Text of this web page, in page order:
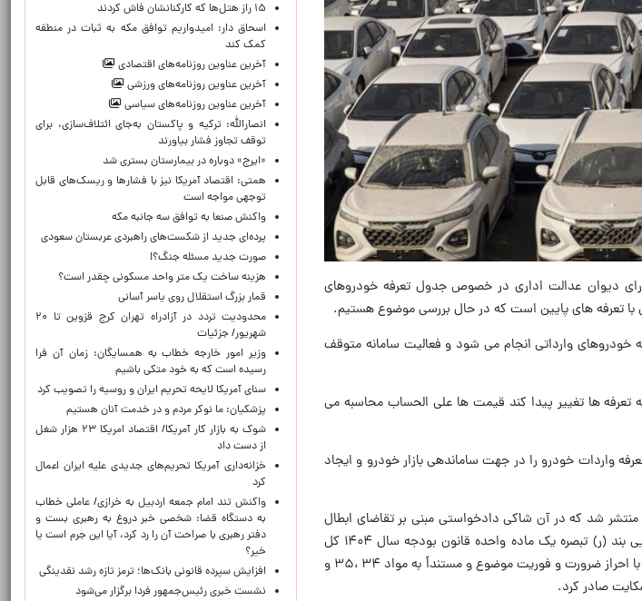
دیوان عدالت اداری در خصوص جدول تعرفه خودروهای
تعرفه های پایین است که در حال بررسی موضوع هستیم.
وارداتی انجام می شود و فعالیت سامانه متوقف
تعرفه ها تغییر پیدا کند قیمت ها علی الحساب محاسبه می
واردات خودرو را در جهت ساماندهی بازار خودرو و ایجاد
منتشر شد که در آن شاکی دادخواستی مبنی بر تقاضای ابطال
کل ردیف‌های پنج گانه جدول تعرفه موضوع تبصره یک ماده ۵ آیین نامه اجرایی بند (ر) تبصره یک ماده واحده قانون بودجه سال ۱۴۰۴ کل
کشور را تقدیم دیوان عدالت اداری کرده بود بر این اساس دیوان عدالت اداری با احراز ضرورت و فوریت موضوع و مستنداً به مواد ۳۴ ،۳۵ و
۱۵ راز هتل‌ها که کارکنانشان فاش کردند
اسحاق دار: امیدواریم توافق مکه به ثبات در منطقه
کمک کند
آخرین عناوین روزنامه‌های اقتصادی
آخرین عناوین روزنامه‌های ورزشی
آخرین عناوین روزنامه‌های سیاسی
انصارالله: ترکیه و پاکستان به‌جای ائتلاف‌سازی، برای
توقف تجاوز فشار بیاورند
«ایرج» دوباره در بیمارستان بستری شد
همتی: اقتصاد آمریکا نیز با فشارها و ریسک‌های قابل
توجهی مواجه است
واکنش صنعا به توافق سه جانبه مکه
پرده‌ای جدید از شکست‌های راهبردی عربستان سعودی
صورت جدید مسئله جنگ؟!
هزینه ساخت یک متر واحد مسکونی چقدر است؟
قمار بزرگ استقلال روی یاسر آسانی
محدودیت تردد در آزادراه تهران کرج قزوین تا ۲۰
شهریور/ جزئیات
وزیر امور خارجه خطاب به همسایگان: زمان آن فرا
رسیده است که به خود متکی باشیم
سنای آمریکا لایحه تحریم ایران و روسیه را تصویب کرد
پزشکیان: ما نوکر مردم و در خدمت آنان هستیم
شوک به بازار کار آمریکا/ اقتصاد امریکا ۲۳ هزار شغل
از دست داد
خزانه‌داری آمریکا تحریم‌های جدیدی علیه ایران اعمال
کرد
واکنش تند امام جمعه اردبیل به خرازی/ عاملی خطاب
به دستگاه قضا: شخصی خبر دروغ به رهبری بست و
دفتر رهبری با صراحت آن را رد کرد، آیا این جرم است یا
خیر؟
افزایش سپرده قانونی بانک‌ها؛ ترمز تازه رشد نقدینگی
نشست خبری رئیس‌جمهور فردا برگزار می‌شود